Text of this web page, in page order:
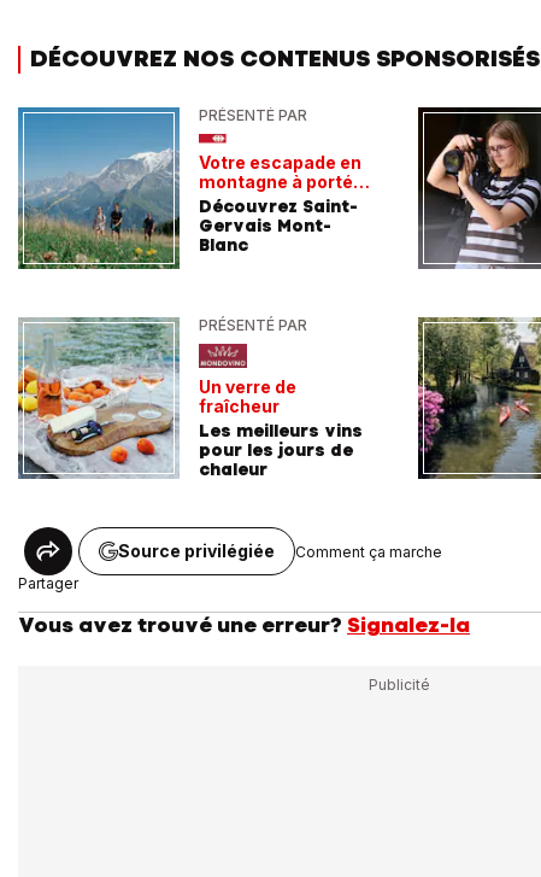
DÉCOUVREZ NOS CONTENUS SPONSORISÉS
PRÉSENTÉ PAR
Votre escapade en
montagne à portée
de train
Découvrez Saint-
Gervais Mont-
Blanc
PRÉSENTÉ PAR
Un verre de
fraîcheur
Les meilleurs vins
pour les jours de
chaleur
Partager
Source privilégiée Comment ça marche
Vous avez trouvé une erreur? Signalez-la